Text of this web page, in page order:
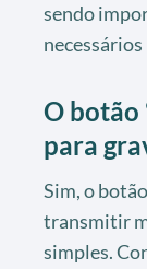
sendo
O botão
para
Sim, o
transmitir
simples.